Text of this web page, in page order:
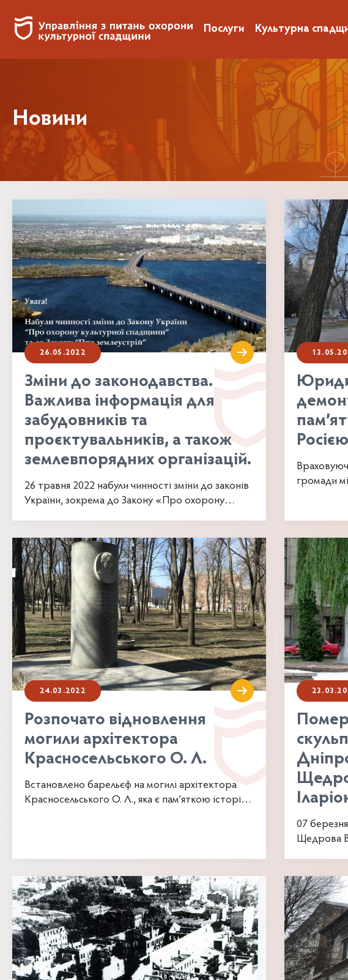
Послуги Культурна
Новини
26.05.2022
Зміни до законодавства.
Важлива інформація для
забудовників та
проєктувальників, а також
землевпорядних організацій.
26 травня 2022 набули чинності зміни до законів
України, зокрема до Закону «Про охорону
громади
24.03.2022
Розпочато відновлення
могили архітектора
Красносельського О. Л.
Встановлено барельєф на могилі архітектора
Красносельського О. Л., яка є пам’яткою історії
07
Щедрова